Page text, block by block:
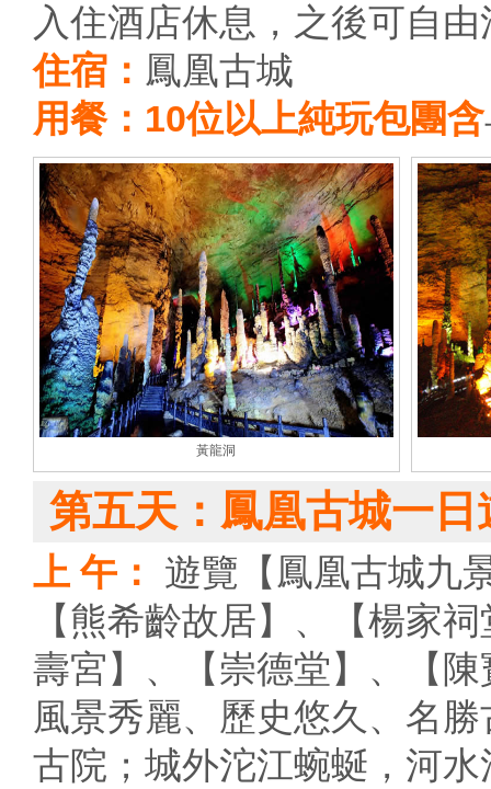
入住酒店休息，之後可自
住宿： 鳳凰古城
用餐：10位以上純玩包團含
黃龍洞
第五天：鳳凰古城一
上 午：
遊覽【鳳凰古城九
【熊希齡故居】、【楊家
壽宮】、【崇德堂】、【
風景秀麗、歷史悠久、名
古院；城外沱江蜿蜒，河